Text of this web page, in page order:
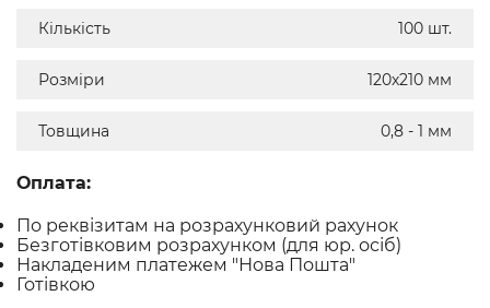
Кількість 100 шт.
Розміри 120х210 мм
Товщина 0,8 - 1 мм
Оплата:
По реквізитам на розрахунковий рахунок
Безготівковим розрахунком (для юр. осіб)
Накладеним платежем "Нова Пошта"
Готівкою